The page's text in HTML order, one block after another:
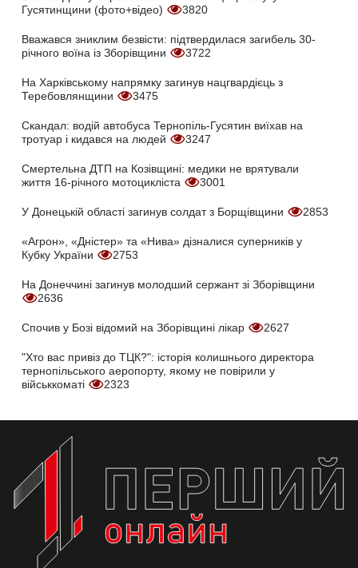
Гусятинщини (фото+відео)
3820
Вважався зниклим безвісти: підтвердилася загибель 30-
річного воїна із Зборівщини
3722
На Харківському напрямку загинув нацгвардієць з
Теребовлянщини
3475
Скандал: водій автобуса Тернопіль-Гусятин виїхав на
тротуар і кидався на людей
3247
Смертельна ДТП на Козівщині: медики не врятували
життя 16-річного мотоцикліста
3001
У Донецькій області загинув солдат з Борщівщини 2853
«Агрон», «Дністер» та «Нива» дізналися суперників у
Кубку України
2753
На Донеччині загинув молодший сержант зі Зборівщини
2636
Спочив у Бозі відомий на Зборівщині лікар 2627
"Хто вас привіз до ТЦК?": історія колишнього директора
тернопільського аеропорту, якому не повірили у
військкоматі
2323